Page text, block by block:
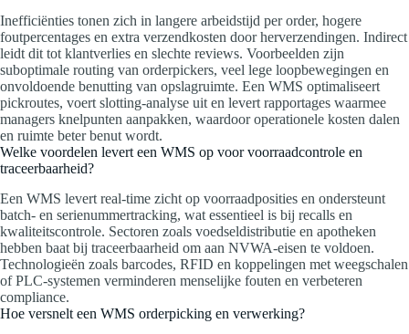
Inefficiënties tonen zich in langere arbeidstijd per order, hogere
foutpercentages en extra verzendkosten door herverzendingen. Indirect
leidt dit tot klantverlies en slechte reviews. Voorbeelden zijn
suboptimale routing van orderpickers, veel lege loopbewegingen en
onvoldoende benutting van opslagruimte. Een WMS optimaliseert
pickroutes, voert slotting‑analyse uit en levert rapportages waarmee
managers knelpunten aanpakken, waardoor operationele kosten dalen
en ruimte beter benut wordt.
Welke voordelen levert een WMS op voor voorraadcontrole en
traceerbaarheid?
Een WMS levert real‑time zicht op voorraadposities en ondersteunt
batch‑ en serienummertracking, wat essentieel is bij recalls en
kwaliteitscontrole. Sectoren zoals voedseldistributie en apotheken
hebben baat bij traceerbaarheid om aan NVWA‑eisen te voldoen.
Technologieën zoals barcodes, RFID en koppelingen met weegschalen
of PLC‑systemen verminderen menselijke fouten en verbeteren
compliance.
Hoe versnelt een WMS orderpicking en verwerking?